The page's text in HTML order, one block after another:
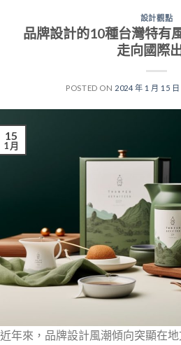
設計觀點
品牌設計的10種台灣特有
走向國際
POSTED ON 2024 年 1 月 15 日
15
1 月
近年來，品牌設計風潮傾向突顯在